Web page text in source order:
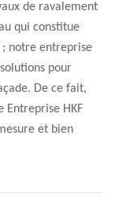
de ravalement
qui constitue
notre entreprise
pour
De ce fait,
Entreprise HKF
et bien